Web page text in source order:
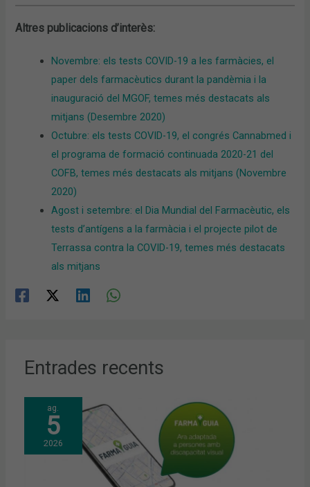
Altres publicacions d’interès:
Novembre: els tests COVID-19 a les farmàcies, el
paper dels farmacèutics durant la pandèmia i la
inauguració del MGOF, temes més destacats als
mitjans (Desembre 2020)
Octubre: els tests COVID-19, el congrés Cannabmed i
el programa de formació continuada 2020-21 del
COFB, temes més destacats als mitjans (Novembre
2020)
Agost i setembre: el Dia Mundial del Farmacèutic, els
tests d’antígens a la farmàcia i el projecte pilot de
Terrassa contra la COVID-19, temes més destacats
als mitjans
Entrades recents
ag.
5
2026